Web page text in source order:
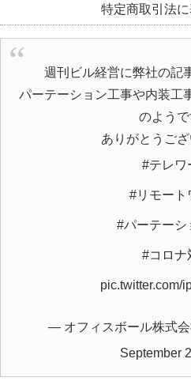
特定商取引法
週刊ビル経営に弊社の記
パーテーション工事や内装工
のようで
ありがとうご
#テレワ
#リモート
#パーテーシ
#コロナ
pic.twitter.com/
— オフィスボール株式
September